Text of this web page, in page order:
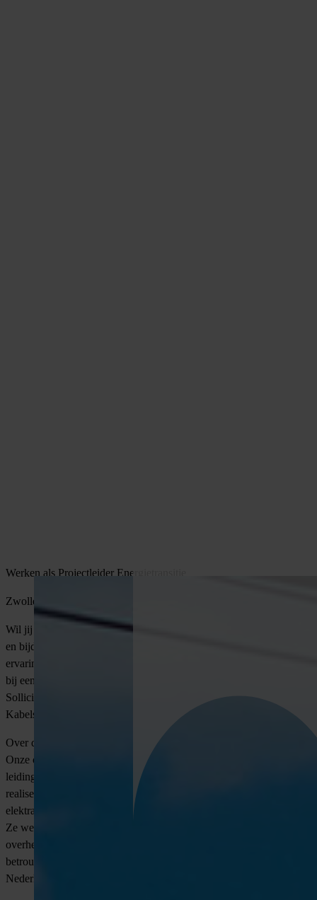
Werken als Projectleider Energietransitie
Zwolle | 36-40 uur | €4.500 tot €6.200 p/m
Wil jij een essentiële rol spelen in de energietransitie van Nederland
en bijdragen aan het verbeteren van onze infrastructuur? Heb jij
ervaring met leidinggeven in de technische sector en wil je werken
bij een gerenommeerd bedrijf dat zich inzet voor duurzaamheid?
Solliciteer dan via VONDERS op deze vacature Projectleider
Kabels- en Leidingen.
Over de opdrachtgever
Onze opdrachtgever is een toonaangevend bedrijf in de kabel- en
leidingensector met meer dan 100 jaar ervaring. Ze ontwerpen,
realiseren en onderhouden distributienetwerken voor gas, water,
elektra en duurzame energiebronnen zoals wind- en zonneparken.
Ze werken zelfstandig en in samenwerking met netbeheerders,
overheden en industriële partners, en dragen zo bij aan de
betrouwbare energievoorziening en de energietransitie van
Nederland.